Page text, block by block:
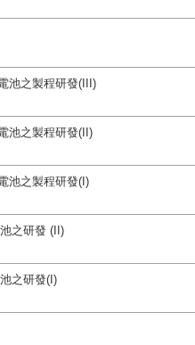
池之製程研發(III)
池之製程研發(II)
池之製程研發(I)
之研發 (II)
之研發(I)